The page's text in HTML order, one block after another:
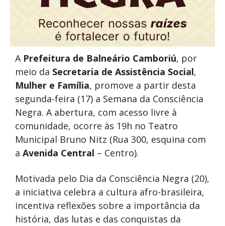
A Prefeitura de Balneário Camboriú, por
meio da Secretaria de Assistência Social,
Mulher e Família, promove a partir desta
segunda-feira (17) a Semana da Consciência
Negra. A abertura, com acesso livre à
comunidade, ocorre às 19h no Teatro
Municipal Bruno Nitz (Rua 300, esquina com
a Avenida Central – Centro).
Motivada pelo Dia da Consciência Negra (20),
a iniciativa celebra a cultura afro-brasileira,
incentiva reflexões sobre a importância da
história, das lutas e das conquistas da